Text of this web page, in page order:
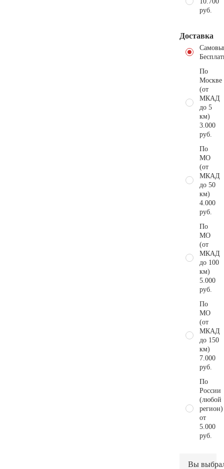
руб.
Доставка
По
Москве
(от
МКАД
до 5
км)
3.000
руб.
По
МО
(от
МКАД
до 50
км)
4.000
руб.
По
МО
(от
МКАД
до 100
км)
5.000
руб.
По
МО
(от
МКАД
до 150
км)
7.000
руб.
По
России
(любой
регион)
от
5.000
руб.
Вы